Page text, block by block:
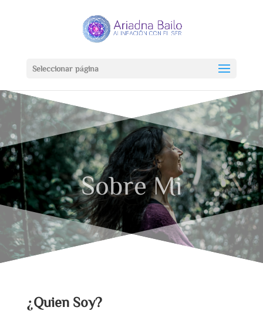
Seleccionar página
Sobre Mi
¿Quien Soy?